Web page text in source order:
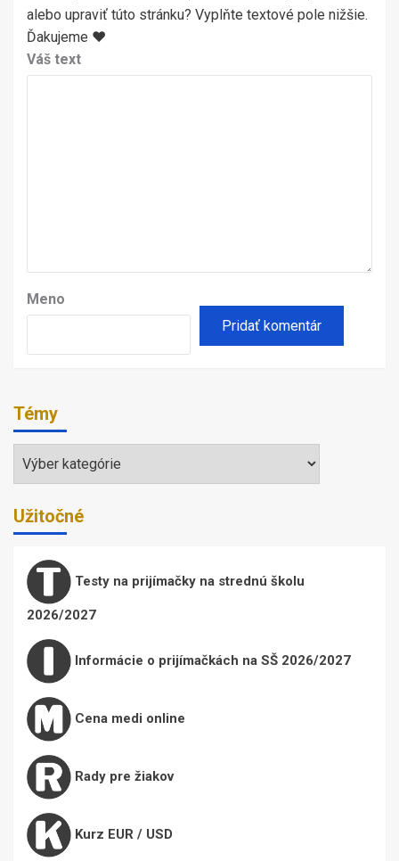
alebo upraviť túto stránku? Vyplňte textové pole nižšie.
Ďakujeme ♥
Váš text
Meno
Témy
Témy
Užitočné
Testy na prijímačky na strednú školu
2026/2027
Informácie o prijímačkách na SŠ 2026/2027
Cena medi online
Rady pre žiakov
Kurz EUR / USD